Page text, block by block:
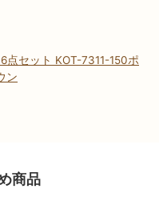
点セット KOT-7311-150ポ
ン
商品